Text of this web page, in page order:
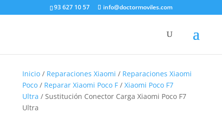
93 627 10 57 info@doctormoviles.com
Inicio/ Reparaciones Xiaomi / Reparaciones Xiaomi
Poco/ Reparar Xiaomi Poco F/ Xiaomi Poco F7
Ultra / Sustitución Conector Carga Xiaomi Poco F7
Ultra